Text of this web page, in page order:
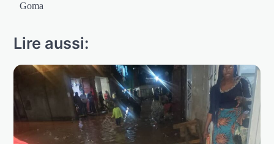
Goma
Lire aussi: